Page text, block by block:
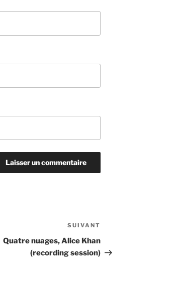
suivant
SUIVANT
Quatre nuages, Alice Khan
(recording session)